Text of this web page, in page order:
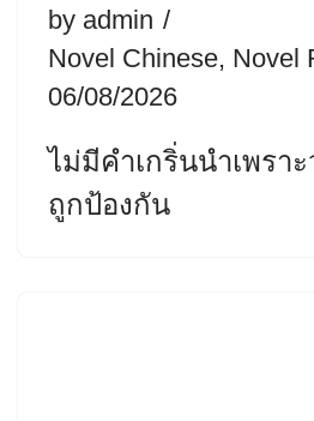
by admin
Novel Chinese, Novel
06/08/2026
ไม่มีคำเกริ่นนำเพราะ
ถูกป้องกัน